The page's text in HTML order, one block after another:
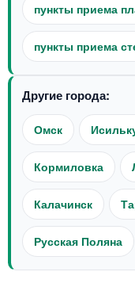
пункты приема
пункты приема
Другие города:
Омск
Кормиловка
Калачинск
Русская Поляна